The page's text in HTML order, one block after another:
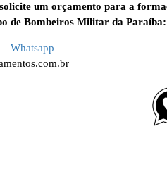
um orçamento para a
de Bombeiros Militar da Paraíba:
Whatsapp